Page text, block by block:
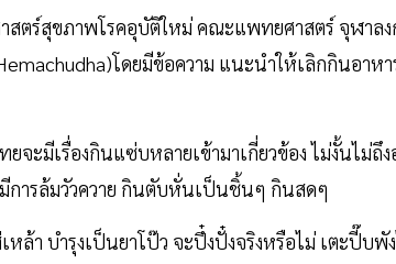
ตร์สุขภาพโรคอุบัติใหม่ คณะแพทยศาสตร์ จุฬาล
โดยมีข้อความ แนะนำให้เลิกกินอาห
ะมีเรื่องกินแซ่บหลายเข้ามาเกี่ยวข้อง ไม่งั้นไม่ถึง
การล้มวัวควาย กินตับหั่นเป็นชิ้นๆ กินสดๆ
ล้า บำรุงเป็นยาโป๊ว จะปึ๋งปั๋งจริงหรือไม่ เตะปี๊บพั